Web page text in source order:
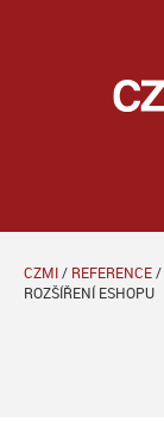
CZMI/ REFERENCE/
ROZŠÍŘENÍ ESHOPU